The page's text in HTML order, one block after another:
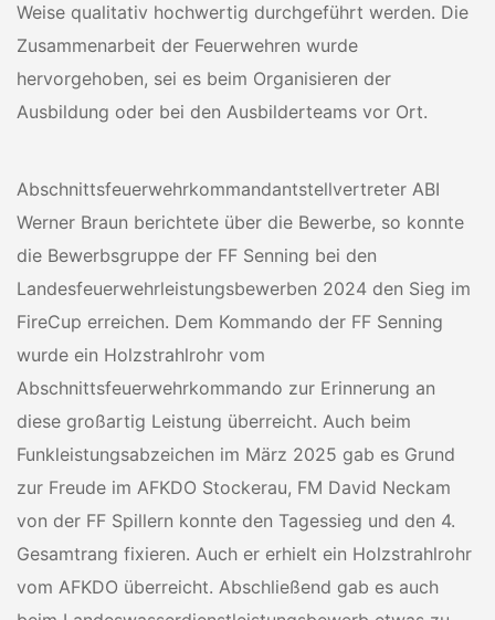
Weise qualitativ hochwertig durchgeführt werden. Die
Zusammenarbeit der Feuerwehren wurde
hervorgehoben, sei es beim Organisieren der
Ausbildung oder bei den Ausbilderteams vor Ort.
Abschnittsfeuerwehrkommandantstellvertreter ABI
Werner Braun berichtete über die Bewerbe, so konnte
die Bewerbsgruppe der FF Senning bei den
Landesfeuerwehrleistungsbewerben 2024 den Sieg im
FireCup erreichen. Dem Kommando der FF Senning
wurde ein Holzstrahlrohr vom
Abschnittsfeuerwehrkommando zur Erinnerung an
diese großartig Leistung überreicht. Auch beim
Funkleistungsabzeichen im März 2025 gab es Grund
zur Freude im AFKDO Stockerau, FM David Neckam
von der FF Spillern konnte den Tagessieg und den 4.
Gesamtrang fixieren. Auch er erhielt ein Holzstrahlrohr
vom AFKDO überreicht. Abschließend gab es auch